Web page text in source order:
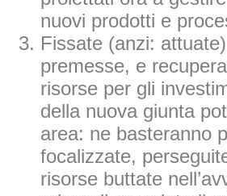
nuovi prodotti e
Fissate (anzi:
premesse, e
risorse per gli
della nuova giunta
area: ne basteranno
focalizzate,
risorse buttate